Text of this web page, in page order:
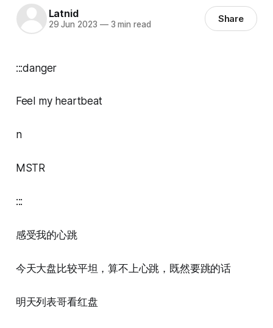
Latnid
29 Jun 2023 —3 min read Share
:::danger
Feel my heartbeat
n
MSTR
:::
感受我的心跳
今天大盘比较平坦，算不上心跳，既然要跳的话
明天列表哥看红盘